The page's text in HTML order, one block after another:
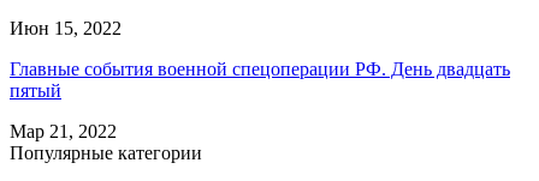
Июн 15, 2022
Главные события военной спецоперации РФ. День двадцать
пятый
Мар 21, 2022
Популярные категории